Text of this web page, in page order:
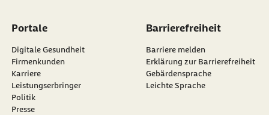
Portale
Digitale Gesundheit
Firmenkunden
Karriere
Leistungserbringer
Politik
Presse
Barrierefreiheit
Barriere melden
Erklärung zur Barrierefreiheit
Gebärdensprache
Leichte Sprache